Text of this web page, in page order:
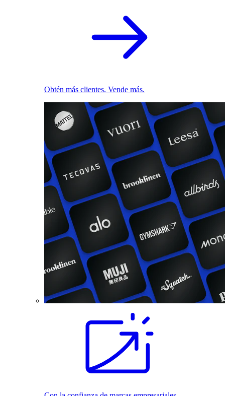
Obtén más clientes. Vende más.